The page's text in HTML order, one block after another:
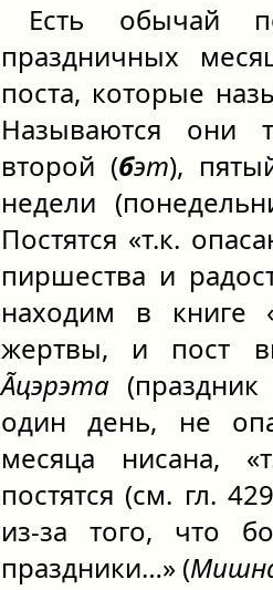
Есть обычай
праздничных
поста, которые
Называются они
второй (бэт),
недели
Постятся «т.к.
пиршества и
находим в книге
жертвы, и пост
А̃цэрэта
один день, не
месяца нисана,
постятся (см. гл.
из-за того, что
праздники…» (